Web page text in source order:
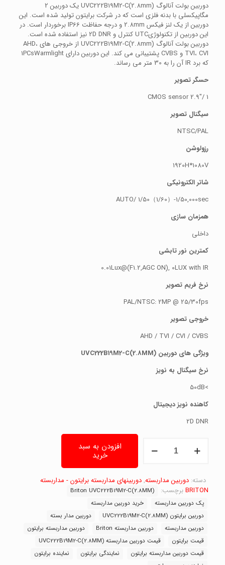
دوربین بولت آنالوگ (UVC222B19M2-C(2.8mm یک دوربین 2
مگاپیکسلی با بدنه فلزی است که در شرکت برایتون تولید شده است. این
دوربین از یک لنز فیکس 2.8mm و درجه حفاظت IP66 برخوردار است. در
این دوربین از تکنولوژیUTC کنترل و 2D DNR نیز استفاده شده است.
دوربین بولت آنالوگ (UVC222B19M2-C(2.8mm از خروجی های AHD،
TVI، CVI و CVBS پشتیبانی می کند. این دوربین دارای 1PCsWarmlight
که برد IR آن را به 30 متر می رساند.
حسگر تصویر
1 /2.9″ CMOS sensor
سیگنال تصویر
NTSC/PAL
رزولوشن
1920H*1080V
شاتر الکترونیکی
AUTO/ 1/50（1/60）-1/50,000sec
همزمان سازی
داخلی
کمترین نور تابشی
0.01Lux@(F1.2,AGC ON), 0LUX with IR
نرخ فریم تصویر
PAL/NTSC: 2MP @ 25/30fps
خروجی تصویر
AHD / TVI / CVI / CVBS
ویژگی های دوربین UVC222B19M2-C(2.8MM)
نرخ سیگنال به نویز
>50dB
کاهنده نویز دیجیتال
2D DNR
برایتون
UVC222B19M2-
C
(2.8mm)
عدد
افزودن به سبد
خرید
دسته: دوربین مداربسته,دوربینهای مداربسته برایتون - مداربسته
BRITONبرچسب:
Briton UVC222B19M2-C(2.8MM)
پک دوربین مداربسته
خرید دوربین مداربسته
دوربین برایتون UVC222B19M2-C(2.8MM)
دوربین مدار بسته
دوربین مداربسته
دوربین مداربسته Briton
دوربین مداربسته برایتون
قیمت برایتون
قیمت دوربین مداربسته UVC222B19M2-C(2.8MM)
قیمت دوربین مداربسته برایتون
نمایندگی برایتون
نماینده برایتون